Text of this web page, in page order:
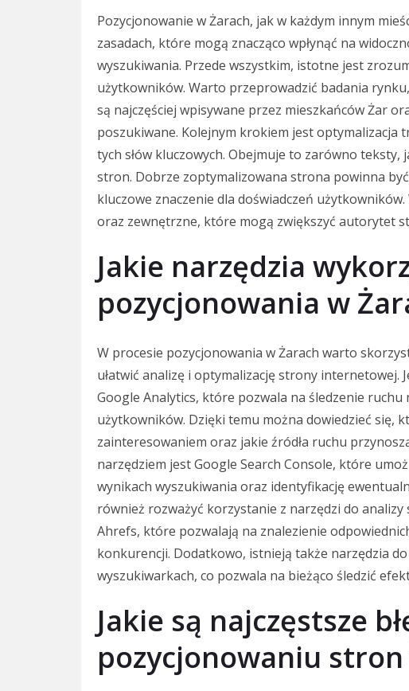
Pozycjonowanie w Żarach, jak w każdym innym
zasadach, które mogą znacząco wpłynąć na
wyszukiwania. Przede wszystkim, istotne jest
użytkowników. Warto przeprowadzić badania
są najczęściej wpisywane przez mieszkańców Żar
poszukiwane. Kolejnym krokiem jest
tych słów kluczowych. Obejmuje to zarówno teksty,
stron. Dobrze zoptymalizowana strona powinna
kluczowe znaczenie dla doświadczeń
oraz zewnętrzne, które mogą zwiększyć autorytet
Jakie narzędzia
pozycjonowania w
W procesie pozycjonowania w Żarach warto
ułatwić analizę i optymalizację strony internetowej.
Google Analytics, które pozwala na śledzenie
użytkowników. Dzięki temu można dowiedzieć się,
zainteresowaniem oraz jakie źródła ruchu
narzędziem jest Google Search Console, które
wynikach wyszukiwania oraz identyfikację
również rozważyć korzystanie z narzędzi do analizy
Ahrefs, które pozwalają na znalezienie
konkurencji. Dodatkowo, istnieją także narzędzia
wyszukiwarkach, co pozwala na bieżąco śledzić
Jakie są najczęstsze
pozycjonowaniu stron